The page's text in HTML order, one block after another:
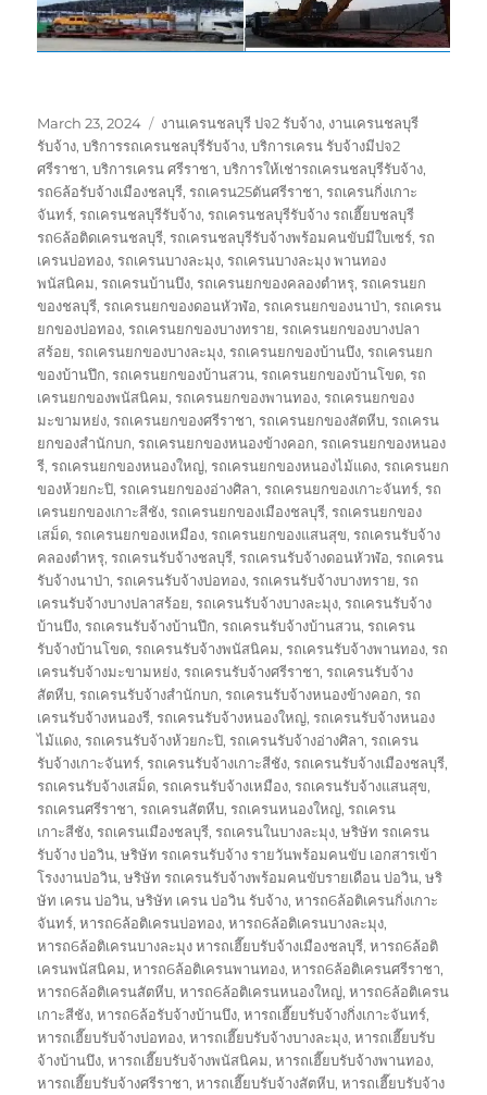
Posted
on
March 23, 2024 Tags
งานเครนชลบุรี ปจ2 รับจ้าง, งานเครนชลบุรี
รับจ้าง,บริการรถเครนชลบุรีรับจ้าง,บริการเครน รับจ้างมีปจ2
ศรีราชา,บริการเครน ศรีราชา,บริการให้เช่ารถเครนชลบุรีรับจ้าง,
รถ6ล้อรับจ้างเมืองชลบุรี,รถเครน25ตันศรีราชา,รถเครนกิ่งเกาะ
จันทร์,รถเครนชลบุรีรับจ้าง,รถเครนชลบุรีรับจ้าง รถเฮี๊ยบชลบุรี
รถ6ล้อติดเครนชลบุรี,รถเครนชลบุรีรับจ้างพร้อมคนขับมีใบเซร์,รถ
เครนบ่อทอง,รถเครนบางละมุง,รถเครนบางละมุง พานทอง
พนัสนิคม,รถเครนบ้านบึง,รถเครนยกของคลองตำหรุ,รถเครนยก
ของชลบุรี,รถเครนยกของดอนหัวฬ่อ,รถเครนยกของนาป่า,รถเครน
ยกของบ่อทอง,รถเครนยกของบางทราย,รถเครนยกของบางปลา
สร้อย,รถเครนยกของบางละมุง,รถเครนยกของบ้านบึง,รถเครนยก
ของบ้านปึก,รถเครนยกของบ้านสวน,รถเครนยกของบ้านโขด,รถ
เครนยกของพนัสนิคม,รถเครนยกของพานทอง,รถเครนยกของ
มะขามหย่ง,รถเครนยกของศรีราชา,รถเครนยกของสัตหีบ,รถเครน
ยกของสำนักบก,รถเครนยกของหนองข้างคอก,รถเครนยกของหนอง
รี,รถเครนยกของหนองใหญ่,รถเครนยกของหนองไม้แดง,รถเครนยก
ของห้วยกะปิ,รถเครนยกของอ่างศิลา,รถเครนยกของเกาะจันทร์,รถ
เครนยกของเกาะสีชัง,รถเครนยกของเมืองชลบุรี,รถเครนยกของ
เสม็ด,รถเครนยกของเหมือง,รถเครนยกของแสนสุข,รถเครนรับจ้าง
คลองตำหรุ,รถเครนรับจ้างชลบุรี,รถเครนรับจ้างดอนหัวฬ่อ,รถเครน
รับจ้างนาป่า,รถเครนรับจ้างบ่อทอง,รถเครนรับจ้างบางทราย,รถ
เครนรับจ้างบางปลาสร้อย,รถเครนรับจ้างบางละมุง,รถเครนรับจ้าง
บ้านบึง,รถเครนรับจ้างบ้านปึก,รถเครนรับจ้างบ้านสวน,รถเครน
รับจ้างบ้านโขด,รถเครนรับจ้างพนัสนิคม,รถเครนรับจ้างพานทอง,รถ
เครนรับจ้างมะขามหย่ง,รถเครนรับจ้างศรีราชา,รถเครนรับจ้าง
สัตหีบ,รถเครนรับจ้างสำนักบก,รถเครนรับจ้างหนองข้างคอก,รถ
เครนรับจ้างหนองรี,รถเครนรับจ้างหนองใหญ่,รถเครนรับจ้างหนอง
ไม้แดง,รถเครนรับจ้างห้วยกะปิ,รถเครนรับจ้างอ่างศิลา,รถเครน
รับจ้างเกาะจันทร์,รถเครนรับจ้างเกาะสีชัง,รถเครนรับจ้างเมืองชลบุรี,
รถเครนรับจ้างเสม็ด,รถเครนรับจ้างเหมือง,รถเครนรับจ้างแสนสุข,
รถเครนศรีราชา,รถเครนสัตหีบ,รถเครนหนองใหญ่,รถเครน
เกาะสีชัง,รถเครนเมืองชลบุรี,รถเครนในบางละมุง,ษริษัท รถเครน
รับจ้าง บ่อวิน,ษริษัท รถเครนรับจ้าง รายวันพร้อมคนขับ เอกสารเข้า
โรงงานบ่อวิน,ษริษัท รถเครนรับจ้างพร้อมคนขับรายเดือน บ่อวิน,ษริ
ษัท เครน บ่อวิน,ษริษัท เครน บ่อวิน รับจ้าง,หารถ6ล้อติเครนกิ่งเกาะ
จันทร์,หารถ6ล้อติเครนบ่อทอง,หารถ6ล้อติเครนบางละมุง,
หารถ6ล้อติเครนบางละมุง หารถเฮี๊ยบรับจ้างเมืองชลบุรี,หารถ6ล้อติ
เครนพนัสนิคม,หารถ6ล้อติเครนพานทอง,หารถ6ล้อติเครนศรีราชา,
หารถ6ล้อติเครนสัตหีบ,หารถ6ล้อติเครนหนองใหญ่,หารถ6ล้อติเครน
เกาะสีชัง,หารถ6ล้อรับจ้างบ้านบึง,หารถเฮี๊ยบรับจ้างกิ่งเกาะจันทร์,
หารถเฮี๊ยบรับจ้างบ่อทอง,หารถเฮี๊ยบรับจ้างบางละมุง,หารถเฮี๊ยบรับ
จ้างบ้านบึง,หารถเฮี๊ยบรับจ้างพนัสนิคม,หารถเฮี๊ยบรับจ้างพานทอง,
หารถเฮี๊ยบรับจ้างศรีราชา,หารถเฮี๊ยบรับจ้างสัตหีบ,หารถเฮี๊ยบรับจ้าง